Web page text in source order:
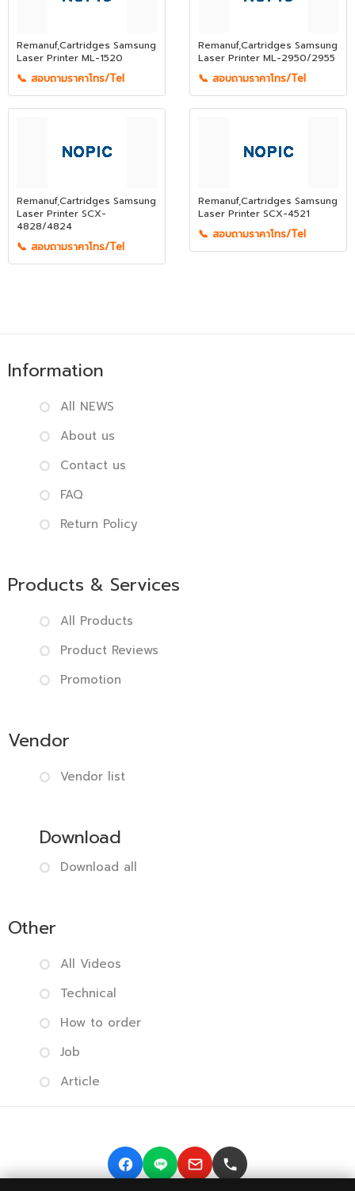
Remanuf,Cartridges Samsung
Laser Printer ML-1520
📞 สอบถามราคาโทร/Tel
Remanuf,Cartridges Samsung
Laser Printer ML-2950/2955
📞 สอบถามราคาโทร/Tel
Remanuf,Cartridges Samsung
Laser Printer SCX-
4828/4824
📞 สอบถามราคาโทร/Tel
Remanuf,Cartridges Samsung
Laser Printer SCX-4521
📞 สอบถามราคาโทร/Tel
Information
All NEWS
About us
Contact us
FAQ
Return Policy
Products & Services
All Products
Product Reviews
Promotion
Vendor
Vendor list
Download
Download all
Other
All Videos
Technical
How to order
Job
Article